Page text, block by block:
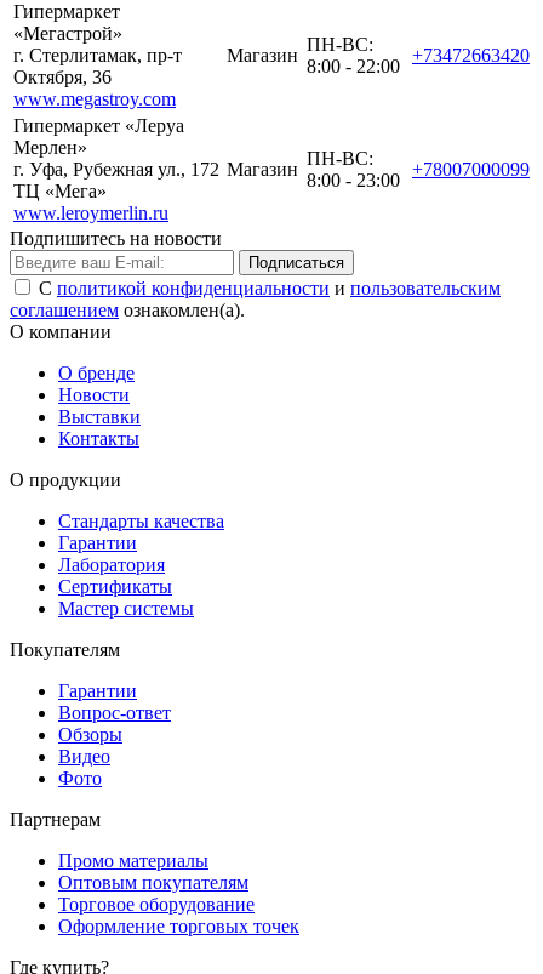
Гипермаркет
«Мегастрой»
г. Стерлитамак, пр-т
Октября, 36
www.megastroy.com
Магазин
ПН-ВС:
8:00 - 22:00
+73472663420
Гипермаркет «Леруа
Мерлен»
г. Уфа, Рубежная ул., 172
ТЦ «Мега»
www.leroymerlin.ru
Магазин
ПН-ВС:
8:00 - 23:00
+78007000099
Подпишитесь на новости
Подписаться
С политикой конфиденциальности и пользовательским
соглашением ознакомлен(а).
О компании
О бренде
Новости
Выставки
Контакты
О продукции
Стандарты качества
Гарантии
Лаборатория
Сертификаты
Мастер системы
Покупателям
Гарантии
Вопрос-ответ
Обзоры
Видео
Фото
Партнерам
Промо материалы
Оптовым покупателям
Торговое оборудование
Оформление торговых точек
Где купить?